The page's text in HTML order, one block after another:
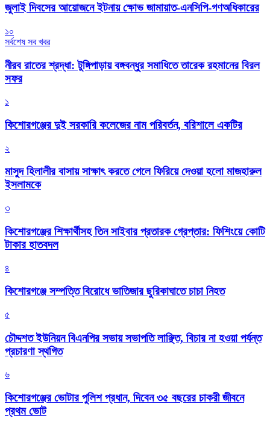
জুলাই দিবসের আয়োজনে ইটনায় ক্ষোভ জামায়াত-এনসিপি-গণঅধিকারের
১০
সর্বশেষ সব খবর
নীরব রাতের শ্রদ্ধা: টুঙ্গিপাড়ায় বঙ্গবন্ধুর সমাধিতে তারেক রহমানের বিরল
সফর
১
কিশোরগঞ্জের দুই সরকারি কলেজের নাম পরিবর্তন, বরিশালে একটির
২
মাসুদ হিলালীর বাসায় সাক্ষাৎ করতে গেলে ফিরিয়ে দেওয়া হলো মাজহারুল
ইসলামকে
৩
কিশোরগঞ্জের শিক্ষার্থীসহ তিন সাইবার প্রতারক গ্রেপ্তার: ফিশিংয়ে কোটি
টাকার হাতবদল
৪
কিশোরগঞ্জে সম্পত্তি বিরোধে ভাতিজার ছুরিকাঘাতে চাচা নিহত
৫
চৌদ্দশত ইউনিয়ন বিএনপির সভায় সভাপতি লাঞ্ছিত, বিচার না হওয়া পর্যন্ত
প্রচারণা স্থগিত
৬
কিশোরগঞ্জের ভোটার পুলিশ প্রধান, দিবেন ৩৫ বছরের চাকরী জীবনে
প্রথম ভোট